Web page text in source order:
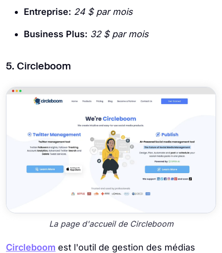
Entreprise: 24 $ par mois
Business Plus: 32 $ par mois
5. Circleboom
La page d'accueil de Circleboom
Circleboom est l'outil de gestion des médias